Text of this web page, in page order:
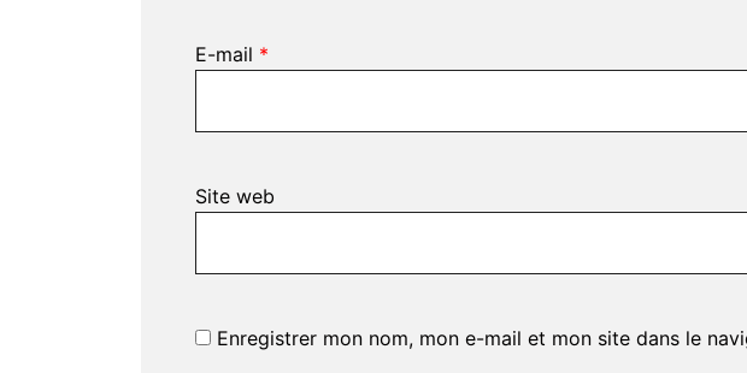
E-mail *
Site web
Enregistrer mon nom, mon e-mail et mon site dans le